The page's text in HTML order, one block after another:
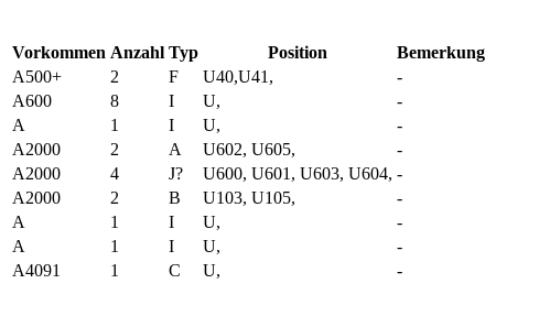
Vorkommen Anzahl Typ Position
Bemerkung
A500+
2 F U40,U41,
-
A600
8 I U,
-
A
1 I U,
-
A2000
2 A U602, U605,
-
A2000
4 J? U600, U601, U603, U604, -
A2000
2 B U103, U105,
-
A
1 I U,
-
A
1 I U,
-
A4091
1 C U, -